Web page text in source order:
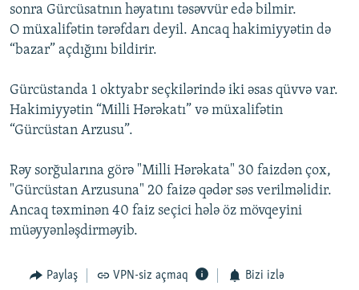
sonra Gürcüsatnın həyatını təsəvvür edə bilmir.
O müxalifətin tərəfdarı deyil. Ancaq hakimiyyətin də
“bazar” açdığını bildirir.
Gürcüstanda 1 oktyabr seçkilərində iki əsas qüvvə var.
Hakimiyyətin “Milli Hərəkatı” və müxalifətin
“Gürcüstan Arzusu”.
Rəy sorğularına görə "Milli Hərəkata" 30 faizdən çox,
"Gürcüstan Arzusuna" 20 faizə qədər səs verilməlidir.
Ancaq təxminən 40 faiz seçici hələ öz mövqeyini
müəyyənləşdirməyib.
Paylaş VPN-siz açmaq Bizi izlə